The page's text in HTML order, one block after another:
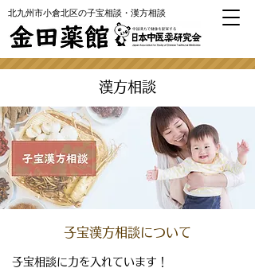
北九州市小倉北区の子宝相談・漢方相談
漢方相談
子宝漢方相談について
子宝相談に力を入れています！